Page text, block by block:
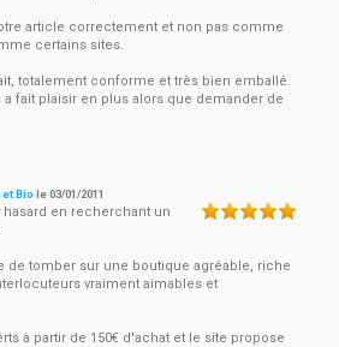
article correctement et non pas comme
certains sites.
totalement conforme et très bien emballé.
a fait plaisir en plus alors que demander de
Bio le03/01/2011
en recherchant un
de tomber sur une boutique agréable, riche
vraiment aimables et
à partir de 150€ d'achat et le site propose